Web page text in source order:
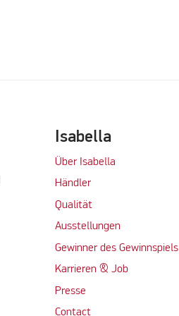
Isabella
Über Isabella
Händler
Qualität
Ausstellungen
Gewinner des Gewinnspiels
Karrieren & Job
Presse
Contact